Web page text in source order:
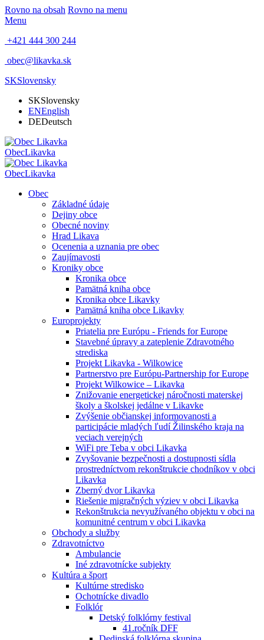
Rovno na obsah Rovno na menu
Menu
+421 444 300 244
obec@likavka.sk
SKSlovensky
SKSlovensky
ENEnglish
DEDeutsch
ObecLikavka
ObecLikavka
Obec
Základné údaje
Dejiny obce
Obecné noviny
Hrad Likava
Ocenenia a uznania pre obec
Zaujímavosti
Kroniky obce
Kronika obce
Pamätná kniha obce
Kronika obce Likavky
Pamätná kniha obce Likavky
Europrojekty
Priatelia pre Európu - Friends for Europe
Stavebné úpravy a zateplenie Zdravotného
strediska
Projekt Likavka - Wilkowice
Partnerstvo pre Európu-Partnership for Europe
Projekt Wilkowice – Likavka
Znižovanie energetickej náročnosti materskej
školy a školskej jedálne v Likavke
Zvýšenie občianskej informovanosti a
participácie mladých ľudí Žilinského kraja na
veciach verejných
WiFi pre Teba v obci Likavka
Zvyšovanie bezpečnosti a dostupnosti sídla
prostredníctvom rekonštrukcie chodníkov v obci
Likavka
Zberný dvor Likavka
Riešenie migračných výziev v obci Likavka
Rekonštrukcia nevyužívaného objektu v obci na
komunitné centrum v obci Likavka
Obchody a služby
Zdravotníctvo
Ambulancie
Iné zdravotnícke subjekty
Kultúra a šport
Kultúrne stredisko
Ochotnícke divadlo
Folklór
Detský folklórny festival
41.ročník DFF